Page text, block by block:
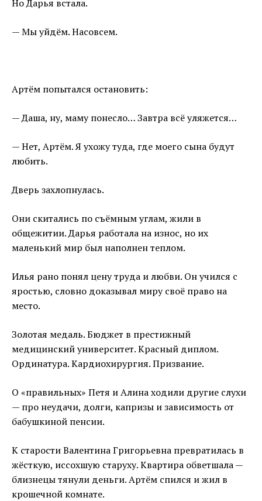
Но Дарья встала.
— Мы уйдём. Насовсем.
Артём попытался остановить:
— Даша, ну, маму понесло… Завтра всё уляжется…
— Нет, Артём. Я ухожу туда, где моего сына будут
любить.
Дверь захлопнулась.
Они скитались по съёмным углам, жили в
общежитии. Дарья работала на износ, но их
маленький мир был наполнен теплом.
Илья рано понял цену труда и любви. Он учился с
яростью, словно доказывал миру своё право на
место.
Золотая медаль. Бюджет в престижный
медицинский университет. Красный диплом.
Ординатура. Кардиохирургия. Призвание.
О «правильных» Петя и Алина ходили другие слухи
— про неудачи, долги, капризы и зависимость от
бабушкиной пенсии.
К старости Валентина Григорьевна превратилась в
жёсткую, иссохшую старуху. Квартира обветшала —
близнецы тянули деньги. Артём спился и жил в
крошечной комнате.